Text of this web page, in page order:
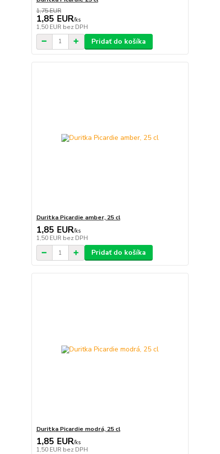
1,75 EUR
1,85 EUR/ks
1,50 EUR bez DPH
Pridať do košíka
Duritka Picardie amber, 25 cl
1,85 EUR/ks
1,50 EUR bez DPH
Pridať do košíka
Duritka Picardie modrá, 25 cl
1,85 EUR/ks
1,50 EUR bez DPH